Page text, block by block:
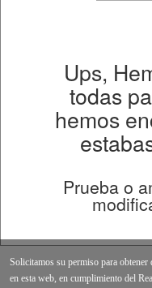
Ups,
todas
hemos
Prueba o
Solicitamos su permiso para obtener
en esta web, en cumplimiento del